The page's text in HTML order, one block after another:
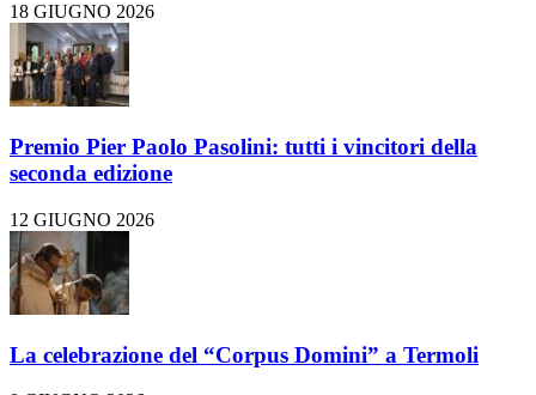
18 GIUGNO 2026
Premio Pier Paolo Pasolini: tutti i vincitori della
seconda edizione
12 GIUGNO 2026
La celebrazione del “Corpus Domini” a Termoli